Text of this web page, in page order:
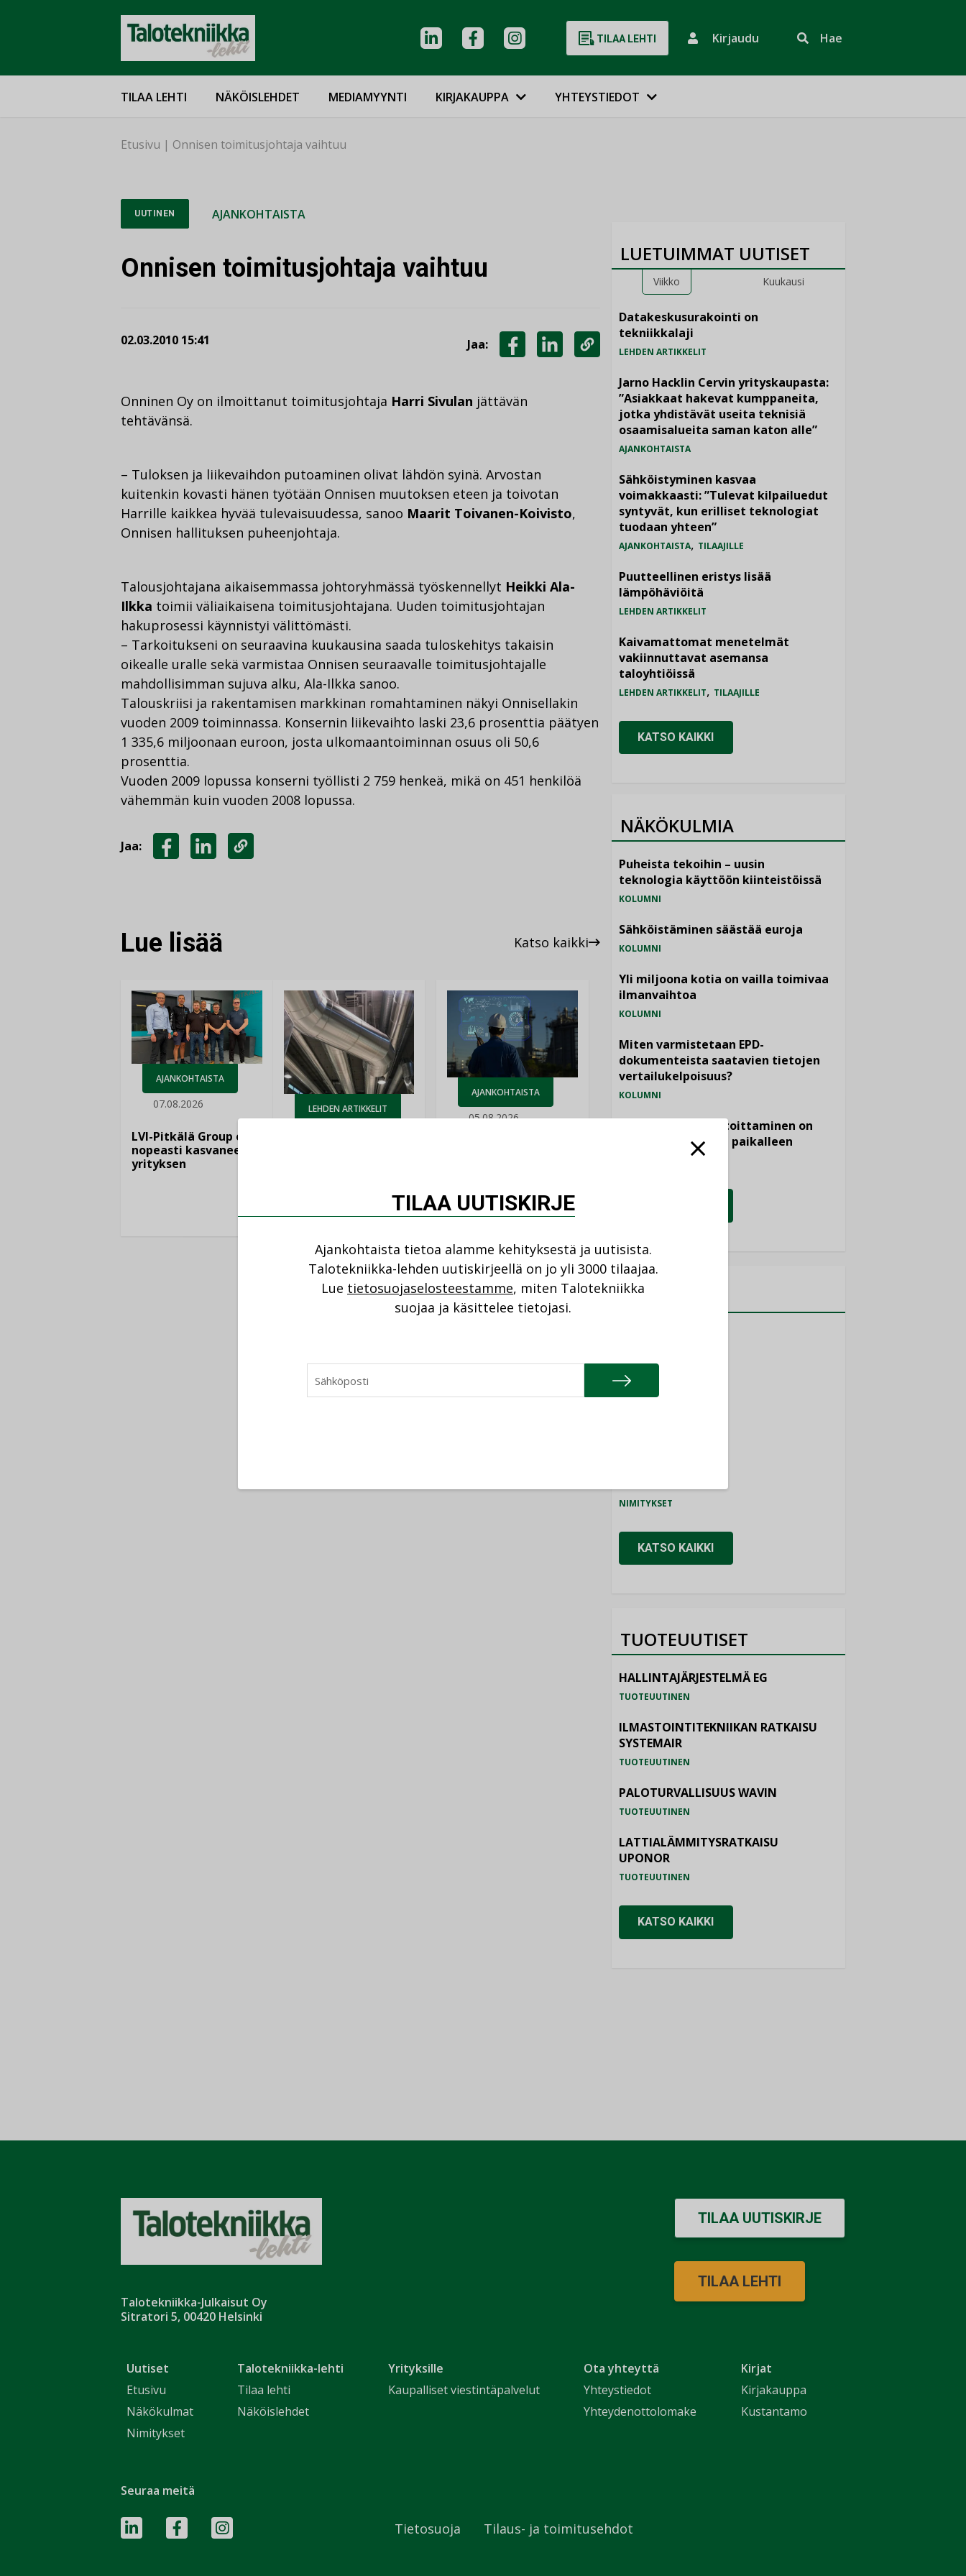
TILAA LEHTI Kirjaudu Hae
TILAA LEHTI NÄKÖISLEHDET MEDIAMYYNTI KIRJAKAUPPA YHTEYSTIEDOT
Etusivu | Onnisen toimitusjohtaja vaihtuu
UUTINEN AJANKOHTAISTA
Onnisen toimitusjohtaja vaihtuu
02.03.2010 15:41 Jaa:
LINKEDINISSÄ
LINKKI
Onninen Oy on ilmoittanut toimitusjohtaja Harri Sivulan jättävän
tehtävänsä.
– Tuloksen ja liikevaihdon putoaminen olivat lähdön syinä. Arvostan
kuitenkin kovasti hänen työtään Onnisen muutoksen eteen ja toivotan
Harrille kaikkea hyvää tulevaisuudessa, sanoo Maarit Toivanen-Koivisto,
Onnisen hallituksen puheenjohtaja.
Talousjohtajana aikaisemmassa johtoryhmässä työskennellyt Heikki Ala-
Ilkka toimii väliaikaisena toimitusjohtajana. Uuden toimitusjohtajan
hakuprosessi käynnistyi välittömästi.
– Tarkoitukseni on seuraavina kuukausina saada tuloskehitys takaisin
oikealle uralle sekä varmistaa Onnisen seuraavalle toimitusjohtajalle
mahdollisimman sujuva alku, Ala-Ilkka sanoo.
Talouskriisi ja rakentamisen markkinan romahtaminen näkyi Onnisellakin
vuoden 2009 toiminnassa. Konsernin liikevaihto laski 23,6 prosenttia päätyen
1 335,6 miljoonaan euroon, josta ulkomaantoiminnan osuus oli 50,6
prosenttia.
Vuoden 2009 lopussa konserni työllisti 2 759 henkeä, mikä on 451 henkilöä
vähemmän kuin vuoden 2008 lopussa.
Jaa:
Lue lisää Katso kaikki
AJANKOHTAISTA
07.08.2026
LVI-Pitkälä Group osti
nopeasti kasvaneen
yrityksen
LEHDEN ARTIKKELIT
AJANKOHTAISTA
05.08.2026
teknologiat tuodaan
yhteen”
LUETUIMMAT UUTISET
Viikko Kuukausi
Datakeskusurakointi on
tekniikkalaji
LEHDEN ARTIKKELIT
Jarno Hacklin Cervin yrityskaupasta:
”Asiakkaat hakevat kumppaneita,
jotka yhdistävät useita teknisiä
osaamisalueita saman katon alle”
AJANKOHTAISTA
Sähköistyminen kasvaa
voimakkaasti: ”Tulevat kilpailuedut
syntyvät, kun erilliset teknologiat
tuodaan yhteen”
AJANKOHTAISTA, TILAAJILLE
Puutteellinen eristys lisää
lämpöhäviöitä
LEHDEN ARTIKKELIT
Kaivamattomat menetelmät
vakiinnuttavat asemansa
taloyhtiöissä
LEHDEN ARTIKKELIT, TILAAJILLE
KATSO KAIKKI
NÄKÖKULMIA
Puheista tekoihin – uusin
teknologia käyttöön kiinteistöissä
KOLUMNI
Sähköistäminen säästää euroja
KOLUMNI
Yli miljoona kotia on vailla toimivaa
ilmanvaihtoa
KOLUMNI
Miten varmistetaan EPD-
dokumenteista saatavien tietojen
vertailukelpoisuus?
KOLUMNI
Vesi- ja viemärimitoittaminen on
jämähtänyt ajassa paikalleen
NIMITYKSET
Refair
NIMITYKSET
KATSO KAIKKI
TUOTEUUTISET
HALLINTAJÄRJESTELMÄ EG
TUOTEUUTINEN
ILMASTOINTITEKNIIKAN RATKAISU
SYSTEMAIR
TUOTEUUTINEN
PALOTURVALLISUUS WAVIN
TUOTEUUTINEN
LATTIALÄMMITYSRATKAISU
UPONOR
TUOTEUUTINEN
KATSO KAIKKI
Talotekniikka-Julkaisut Oy
Sitratori 5, 00420 Helsinki
Uutiset
Etusivu
Näkökulmat
Nimitykset
Talotekniikka-lehti
Tilaa lehti
Näköislehdet
Yrityksille
Kaupalliset viestintäpalvelut
Ota yhteyttä
Yhteystiedot
Yhteydenottolomake
Kirjat
Kirjakauppa
Kustantamo
TILAA UUTISKIRJE
TILAA LEHTI
Seuraa meitä
Tietosuoja Tilaus- ja toimitusehdot
TILAA UUTISKIRJE
Ajankohtaista tietoa alamme kehityksestä ja uutisista.
Talotekniikka-lehden uutiskirjeellä on jo yli 3000 tilaajaa.
Lue tietosuojaselosteestamme, miten Talotekniikka
suojaa ja käsittelee tietojasi.